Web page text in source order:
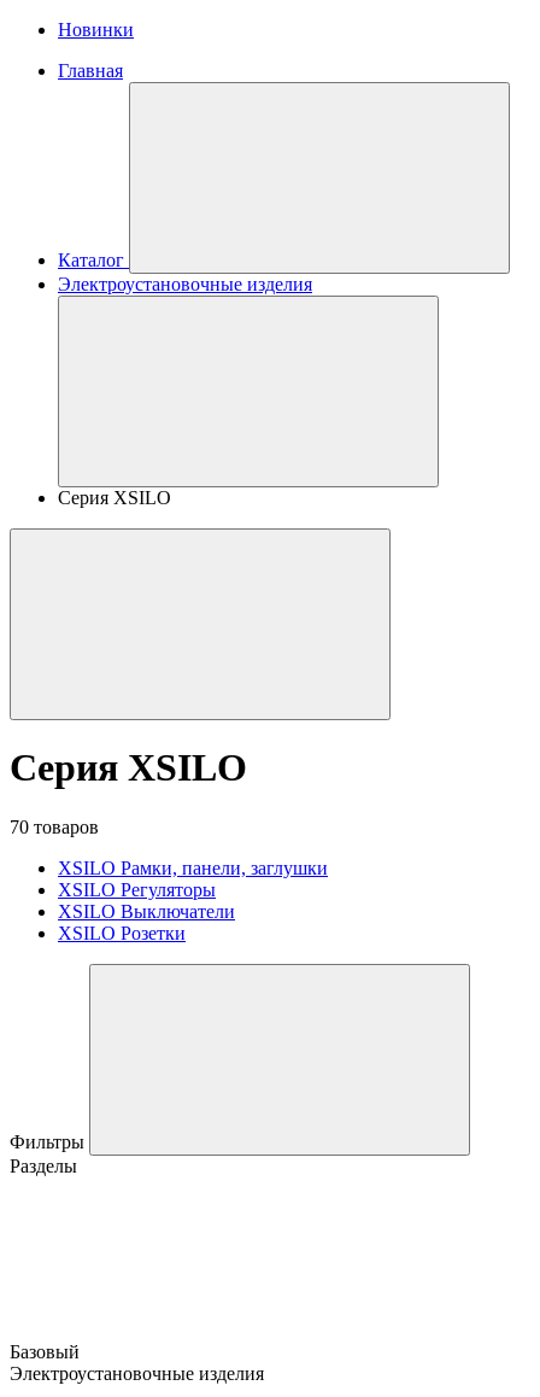
Новинки
Главная
Каталог
Электроустановочные изделия
Серия XSILO
Серия XSILO
70 товаров
XSILO Рамки, панели, заглушки
XSILO Регуляторы
XSILO Выключатели
XSILO Розетки
Фильтры
Разделы
Базовый
Электроустановочные изделия